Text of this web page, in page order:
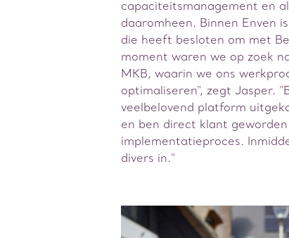
capaciteitsmanagement en
daaromheen. Binnen Enven
die heeft besloten om met
moment waren we op zoek
MKB, waarin we ons
optimaliseren", zegt Jasper.
veelbelovend platform
en ben direct klant
implementatieproces.
divers in."